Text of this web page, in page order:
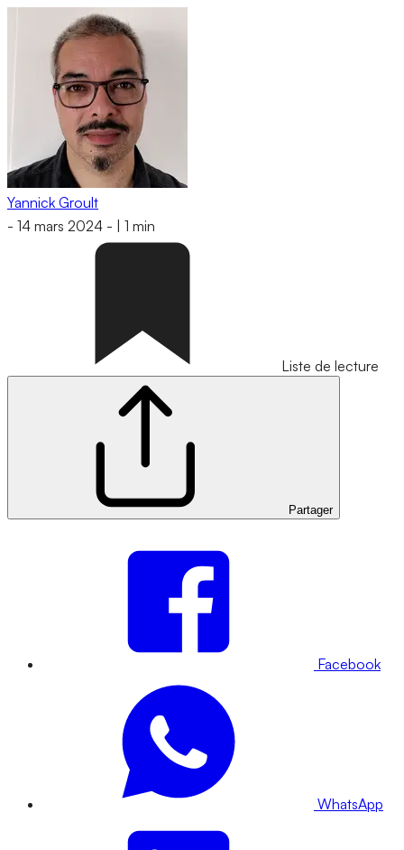
Yannick Groult
- 14 mars 2024 - 1 min
Liste de lecture
Partager
Facebook
WhatsApp